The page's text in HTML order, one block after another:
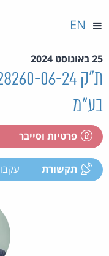
EN
25 באוגוסט 2024
בע"מ
פרטיות וסייבר
תקשורת עקבו